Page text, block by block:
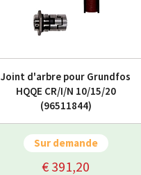
Joint d'arbre pour Grundfos
HQQE CR/I/N 10/15/20
(96511844)
Sur demande
€ 391,20